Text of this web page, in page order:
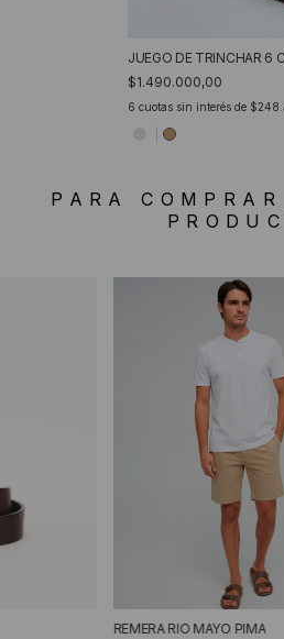
JUEGO DE TRINCHAR 6
$1.490.000,00
6 cuotas sin interés de
PARA
REMERA RIO MAYO PIMA